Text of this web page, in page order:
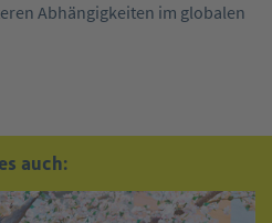
Abhängigkeiten im globalen
auch: